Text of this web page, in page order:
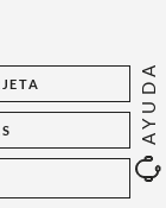
AYUDA